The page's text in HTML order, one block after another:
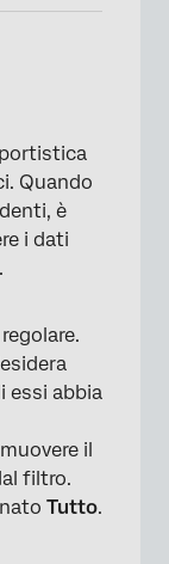
Quando
è
i dati
essi abbia
il
filtro.
Tutto.